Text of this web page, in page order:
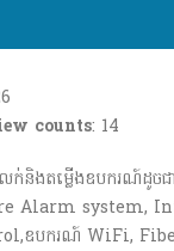
counts: 14
ក់និងតម្លើងឧបករណ៍ដូច
Alarm system,
ឧបករណ៍ WiFi,